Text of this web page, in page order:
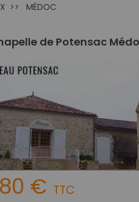
MÉDOC
de Potensac
€ TTC